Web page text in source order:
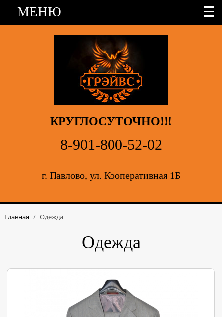
МЕНЮ
КРУГЛОСУТОЧНО!!!
8-901-800-52-02
г. Павлово, ул. Кооперативная 1Б
Главная / Одежда
Одежда